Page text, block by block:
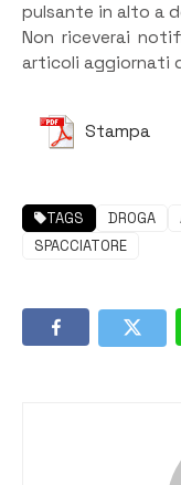
pulsante in alto a
Non riceverai
articoli aggiornati
Stampa
TAGS DROGA
SPACCIATORE